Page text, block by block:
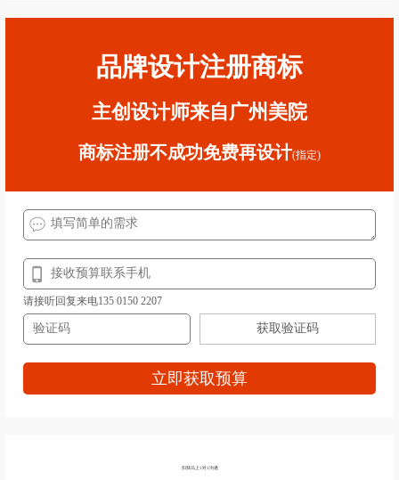
品牌设计注册商标
主创设计师来自广州美院
商标注册不成功免费再设计(指定)
请接听回复来电135 0150 2207
获取验证码
立即获取预算
扫我马上1对1沟通